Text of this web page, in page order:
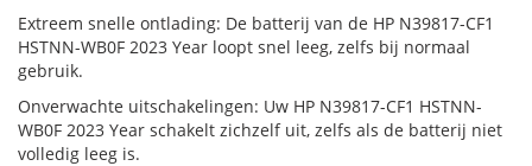
Extreem snelle ontlading: De batterij van de HP N39817-CF1
HSTNN-WB0F 2023 Year loopt snel leeg, zelfs bij normaal
gebruik.
Onverwachte uitschakelingen: Uw HP N39817-CF1 HSTNN-
WB0F 2023 Year schakelt zichzelf uit, zelfs als de batterij niet
volledig leeg is.